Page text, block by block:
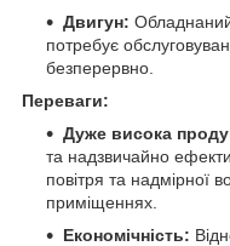
Двигун: Обладнаний
потребує
безперервно.
Переваги:
Дуже висока
та надзвичайно
повітря та надмірної
приміщеннях.
Економічність: